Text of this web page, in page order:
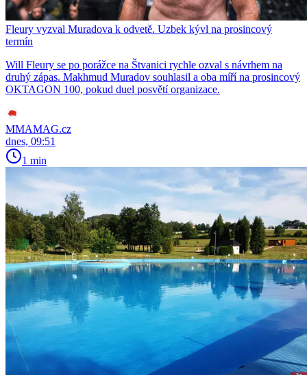
Fleury vyzval Muradova k odvetě. Uzbek kývl na prosincový
termín
Will Fleury se po porážce na Štvanici rychle ozval s návrhem na
druhý zápas. Makhmud Muradov souhlasil a oba míří na prosincový
OKTAGON 100, pokud duel posvětí organizace.
MMAMAG.cz
dnes, 09:51
1 min